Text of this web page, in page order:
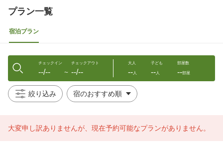
プラン一覧
宿泊プラン
チェックイン
--/-- 〜
チェックアウト
--/--
大人
--人
子ども
--人
部屋数
--部屋
絞り込み
大変申し訳ありませんが、現在予約可能なプランがありません。